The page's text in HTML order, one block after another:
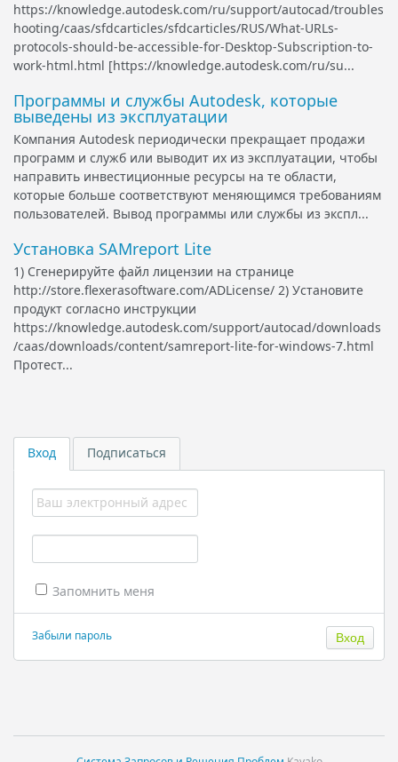
Вход Подписаться
Запомнить меня
Забыли пароль
https://knowledge.autodesk.com/ru/support/autocad/troubles
hooting/caas/sfdcarticles/sfdcarticles/RUS/What-URLs-
protocols-should-be-accessible-for-Desktop-Subscription-to-
work-html.html [https://knowledge.autodesk.com/ru/su...
Программы и службы Autodesk, которые
выведены из эксплуатации
Компания Autodesk периодически прекращает продажи
программ и служб или выводит их из эксплуатации, чтобы
направить инвестиционные ресурсы на те области,
которые больше соответствуют меняющимся требованиям
пользователей. Вывод программы или службы из экспл...
Установка SAMreport Lite
1) Сгенерируйте файл лицензии на странице
http://store.flexerasoftware.com/ADLicense/ 2) Установите
продукт согласно инструкции
https://knowledge.autodesk.com/support/autocad/downloads
/caas/downloads/content/samreport-lite-for-windows-7.html
Протест...